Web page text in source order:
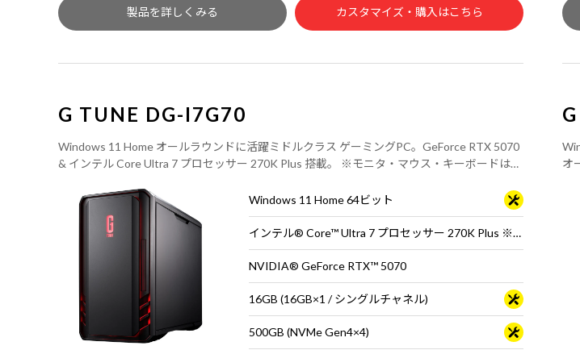
製品を詳しくみる カスタマイズ・購入はこちら
G TUNE DG-I7G70
Windows 11 Home オールラウンドに活躍ミドルクラス ゲーミングPC。GeForce RTX 5070
& インテル Core Ultra 7 プロセッサー 270K Plus 搭載。 ※モニタ・マウス・キーボードは別
Windows 11 Home 64ビット
インテル® Core™ Ultra 7 プロセッサー 270K Plus ※65W動作
NVIDIA® GeForce RTX™ 5070
16GB (16GB×1 / シングルチャネル)
500GB (NVMe Gen4×4)
オ